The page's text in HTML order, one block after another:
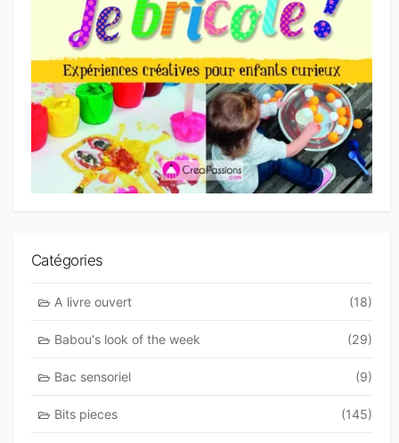
Catégories
A livre ouvert (18)
Babou's look of the week (29)
Bac sensoriel (9)
Bits pieces (145)